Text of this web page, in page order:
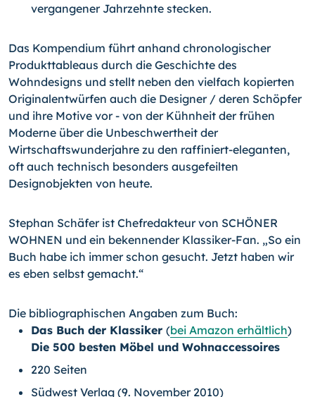
vergangener Jahrzehnte stecken.
Das Kompendium führt anhand chronologischer
Produkttableaus durch die Geschichte des
Wohndesigns und stellt neben den vielfach kopierten
Originalentwürfen auch die Designer / deren Schöpfer
und ihre Motive vor - von der Kühnheit der frühen
Moderne über die Unbeschwertheit der
Wirtschaftswunderjahre zu den raffiniert-eleganten,
oft auch technisch besonders ausgefeilten
Designobjekten von heute.
Stephan Schäfer ist Chefredakteur von SCHÖNER
WOHNEN und ein bekennender Klassiker-Fan. „So ein
Buch habe ich immer schon gesucht. Jetzt haben wir
es eben selbst gemacht.“
Die bibliographischen Angaben zum Buch:
Das Buch der Klassiker (bei Amazon erhältlich)
Die 500 besten Möbel und Wohnaccessoires
220 Seiten
Südwest Verlag (9. November 2010)